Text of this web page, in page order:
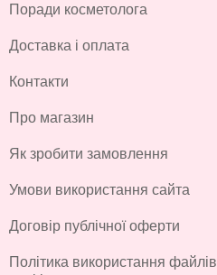
Поради косметолога
Доставка і оплата
Контакти
Про магазин
Як зробити замовлення
Умови використання сайта
Договір публічної оферти
Політика використання файлів